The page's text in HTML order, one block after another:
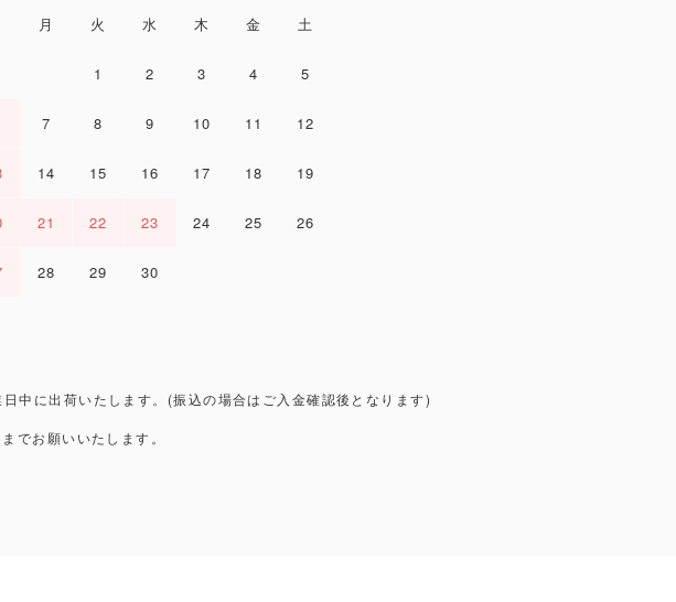
月 火 水 木 金 土
1 2 3 4 5
7 8 9 10 11 12
14 15 16 17 18 19
21 22 23 24 25 26
28 29 30
中に出荷いたします。(振込の場合はご入金確認後となります)
でお願いいたします。